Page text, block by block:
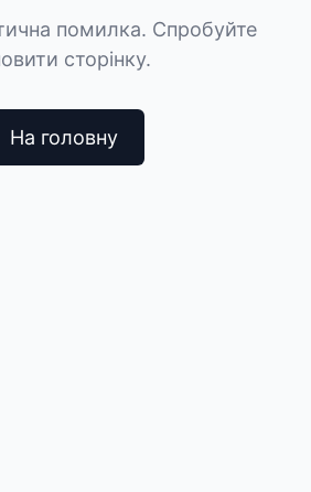
помилка. Спробуйте
сторінку.
На головну